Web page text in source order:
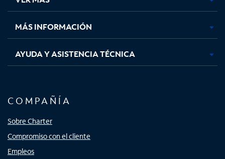
nuevanuevanuevanueva
MÁS INFORMACIÓN
AYUDA Y ASISTENCIA TÉCNICA
COMPAÑÍA
Sobre Charter
Compromiso con el cliente
Empleos